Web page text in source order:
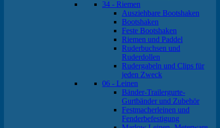
34 - Riemen
Ausziehbare Bootshaken
Bootshaken
Feste Bootshaken
Riemen und Paddel
Ruderbuchsen und
Ruderdollen
Rudergabeln und Clips für
jeden Zweck
06 - Leinen
Bänder-Trailergurte-
Gurtbänder und Zubehör
Festmacherleinen und
Fenderbefestigung